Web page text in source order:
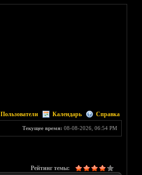
Пользователи Календарь Справка
Текущее время: 08-08-2026, 06:54 PM
Рейтинг темы: